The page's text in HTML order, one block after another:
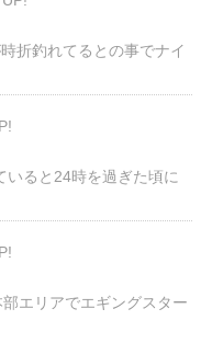
折釣れてるとの事でナイ
ると24時を過ぎた頃に
エリアでエギングスター